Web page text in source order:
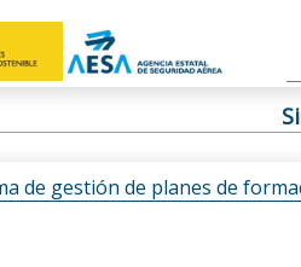
de gestión de planes de